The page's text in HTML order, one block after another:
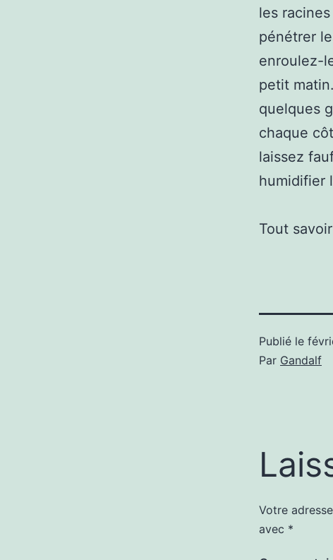
les
pénétrer
enroulez-
petit
quelques
chaque
laissez
humidifier
Tout
Publié le
Par Gandalf
Votre
avec *